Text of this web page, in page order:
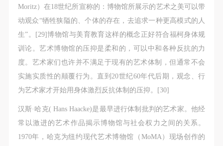
Moritz）在18世纪所宣称的：博物馆所展示的艺术之美可以带
动观众“牺牲狭隘的、个体的存在，去追求一种更高模式的人
生”。[29]博物馆与美育教育这样的概念正好符合福柯身体规
训论。艺术博物馆的压抑是柔和的，可以中和各种反抗的力
度。艺术家们也许并不满足于现有的艺术体制，但通常不会
实施实质性的颠覆行为。直到20世纪60年代后期，观念、行
为艺术家才开始用身体激烈反抗体制的压抑。[30]
汉斯·哈克( Hans Haacke)是最早进行体制批判的艺术家。他经
常以激进的艺术作品揭示博物馆与社会权力之间的关系。
1970年，哈克为纽约现代艺术博物馆（MoMA）现场创作的